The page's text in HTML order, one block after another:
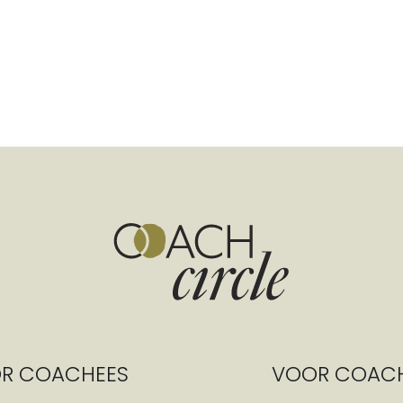
COACHEES VOOR